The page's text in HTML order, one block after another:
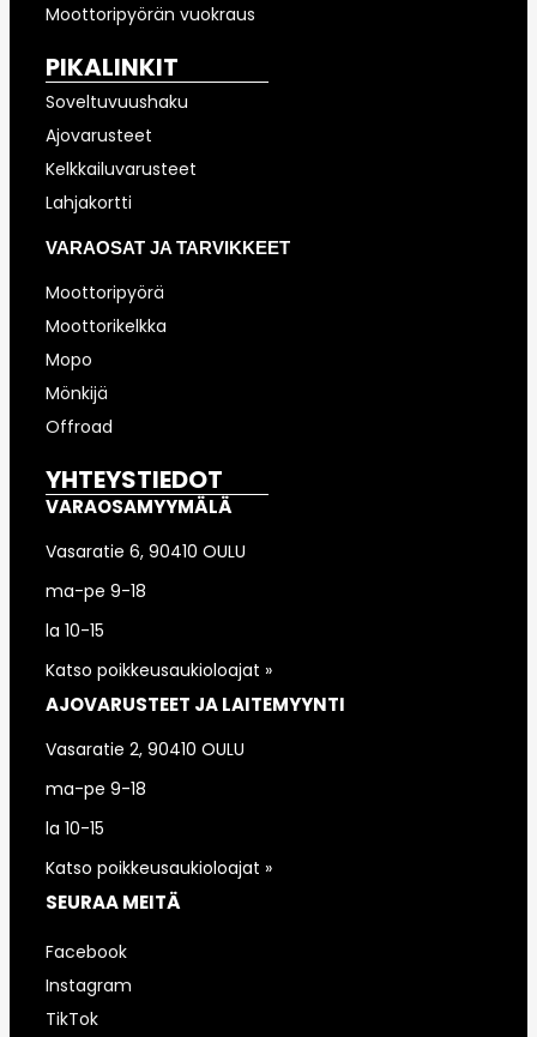
Moottoripyörän vuokraus
PIKALINKIT
Soveltuvuushaku
Ajovarusteet
Kelkkailuvarusteet
Lahjakortti
VARAOSAT JA TARVIKKEET
Moottoripyörä
Moottorikelkka
Mopo
Mönkijä
Offroad
YHTEYSTIEDOT
VARAOSAMYYMÄLÄ
Vasaratie 6, 90410 OULU
ma-pe 9-18
la 10-15
Katso poikkeusaukioloajat »
AJOVARUSTEET JA LAITEMYYNTI
Vasaratie 2, 90410 OULU
ma-pe 9-18
la 10-15
Katso poikkeusaukioloajat »
SEURAA MEITÄ
Facebook
Instagram
TikTok